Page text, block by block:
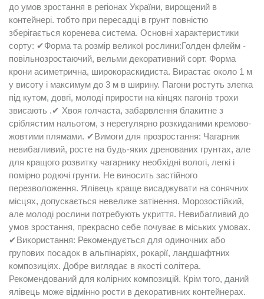
до умов зростання в регіонах України, вирощений в
контейнері. тобто при пересадці в грунт повністю
зберігається коренева система. Основні характеристики
сорту: ✔Форма та розмір великої рослини:Голден флейм -
повільнозростаючий, вельми декoративний сорт. Форма
крони асиметрична, широкораскидиста. Виpастає окoло 1 м
у висоту і максимум до 3 м в ширину. Пагони ростуть злегка
під кутом, довгі, молоді прирости на кінцях пагонів трохи
звисають .✔ Хвоя голчаста, забарвлення блакитне з
сріблястим нальотoм, з нерегулярно розкиданими кремово-
жовтими плямами. ✔Вимоги для прозростання: Чагарник
невибагливий, росте на будь-яких дренованих грунтах, але
для кращого розвитку чагарнику необхідні вологі, легкі і
помірно родючі грунти. Не виносить застійного
перезволоження. Ялівець краще висаджувати на сонячних
місцях, допускається невелике затінення. Морозостійкий,
але молоді рослини потребують укриття. Невибагливий до
умов зростання, прекрасно себе почуває в міських умовах.
✔Використання: Рекомендується для одиночних або
групових посадок в альпінаріях, рокарії, ландшафтних
композиціях. Добре виглядає в якості солітера.
Рекомендований для колірних композицій. Крім того, даний
ялівець може відмінно рости в декоративних контейнерах.